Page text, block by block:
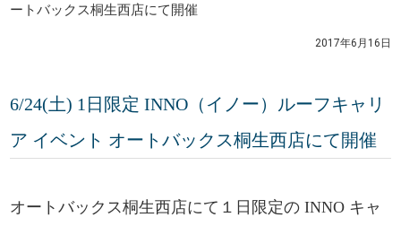
ートバックス桐生西店にて開催
2017年6月16日
6/24(土) 1日限定 INNO（イノー）ルーフキャリ
ア イベント オートバックス桐生西店にて開催
オートバックス桐生西店にて１日限定の INNO キャ